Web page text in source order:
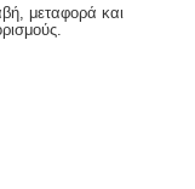
μεταφορά και